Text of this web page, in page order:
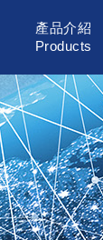
產品介紹
Products